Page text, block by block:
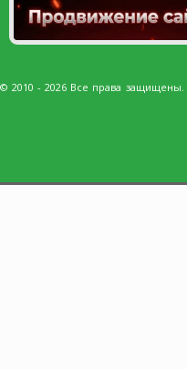
© 2010 - 2026 Все права защищены.